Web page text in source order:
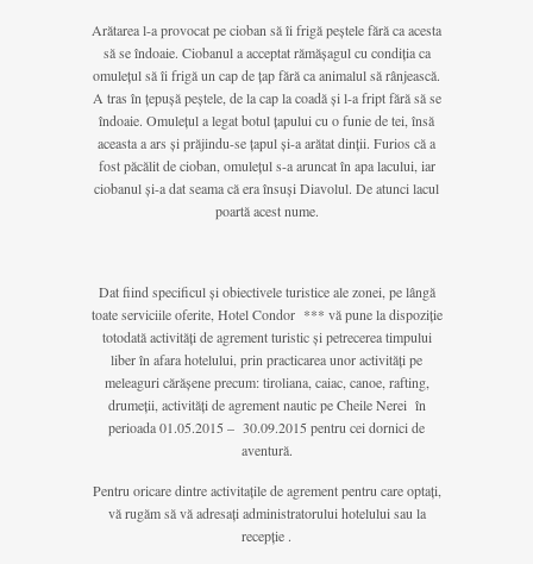
Arătarea l-a provocat pe cioban să îi frigă peștele fără ca acesta
să se îndoaie. Ciobanul a acceptat rămășagul cu condiția ca
omulețul să îi frigă un cap de țap fără ca animalul să rânjească.
A tras în țepușă peștele, de la cap la coadă și l-a fript fără să se
îndoaie. Omulețul a legat botul țapului cu o funie de tei, însă
aceasta a ars și prăjindu-se țapul și-a arătat dinții. Furios că a
fost păcălit de cioban, omulețul s-a aruncat în apa lacului, iar
ciobanul și-a dat seama că era însuși Diavolul. De atunci lacul
poartă acest nume.
Dat fiind specificul și obiectivele turistice ale zonei, pe lângă
toate serviciile oferite, Hotel Condor *** vă pune la dispoziție
totodată activități de agrement turistic și petrecerea timpului
liber în afara hotelului, prin practicarea unor activități pe
meleaguri cărășene precum: tiroliana, caiac, canoe, rafting,
drumeții, activități de agrement nautic pe Cheile Nerei în
perioada 01.05.2015 – 30.09.2015 pentru cei dornici de
aventură.
Pentru oricare dintre activitațile de agrement pentru care optați,
vă rugăm să vă adresați administratorului hotelului sau la
recepție .